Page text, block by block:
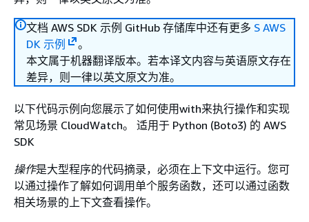
文档 AWS SDK 示例 GitHub 存储库中还有更多 S AWS
DK 示例
。
本文属于机器翻译版本。若本译文内容与英语原文存在
差异，则一律以英文原文为准。
以下代码示例向您展示了如何使用with来执行操作和实现
常见场景 CloudWatch。 适用于 Python (Boto3) 的 AWS
SDK
操作是大型程序的代码摘录，必须在上下文中运行。您可
以通过操作了解如何调用单个服务函数，还可以通过函数
相关场景的上下文查看操作。